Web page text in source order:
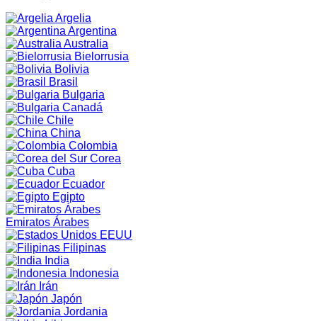
Argelia
Argentina
Australia
Bielorrusia
Bolivia
Brasil
Bulgaria
Canadá
Chile
China
Colombia
Corea
Cuba
Ecuador
Egipto
Emiratos Árabes
EEUU
Filipinas
India
Indonesia
Irán
Japón
Jordania